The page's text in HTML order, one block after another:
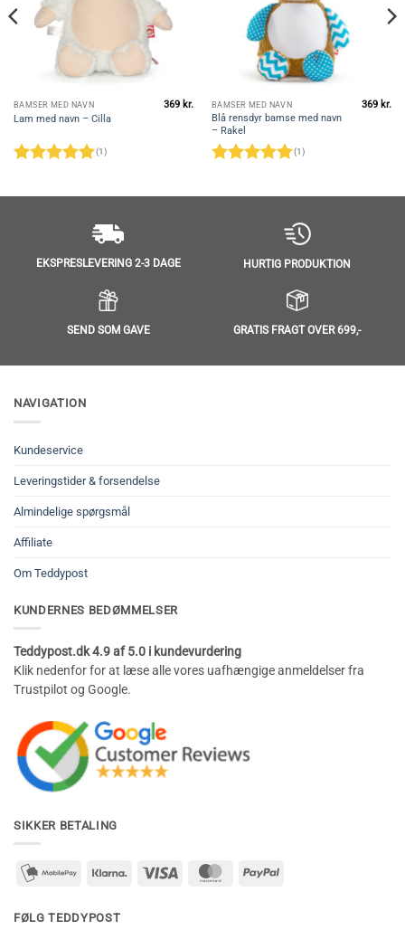
BAMSER MED NAVN
Lam med navn – Cilla
(1)
369 kr. BAMSER MED NAVN
Blå rensdyr bamse med navn
– Rakel
(1)
369 kr.
EKSPRESLEVERING 2-3 DAGE HURTIG PRODUKTION
SEND SOM GAVE GRATIS FRAGT OVER 699,-
NAVIGATION
Kundeservice
Leveringstider & forsendelse
Almindelige spørgsmål
Affiliate
Om Teddypost
KUNDERNES BEDØMMELSER
Teddypost.dk 4.9 af 5.0 i kundevurdering
Klik nedenfor for at læse alle vores uafhængige anmeldelser fra
Trustpilot og Google.
SIKKER BETALING
mobilepay2 Klarna Visa MasterCardPayPal
FØLG TEDDYPOST